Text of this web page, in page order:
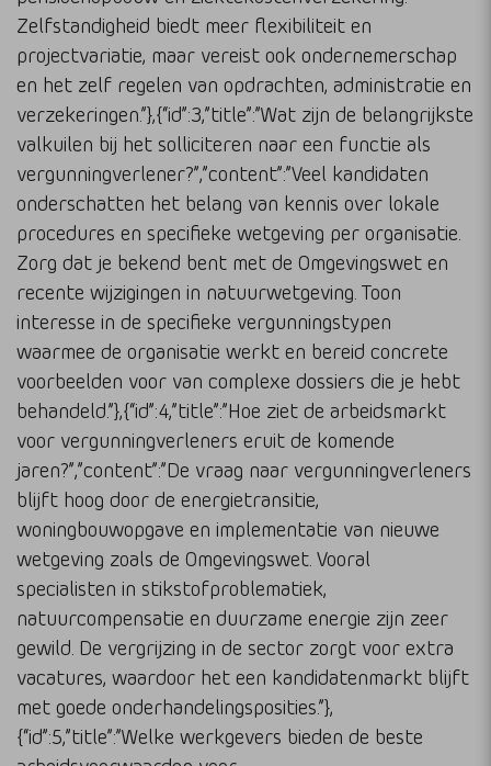
Zelfstandigheid biedt meer flexibiliteit en
projectvariatie, maar vereist ook ondernemerschap
en het zelf regelen van opdrachten, administratie en
verzekeringen.”},{“id”:3,”title”:”Wat zijn de belangrijkste
valkuilen bij het solliciteren naar een functie als
vergunningverlener?”,”content”:”Veel kandidaten
onderschatten het belang van kennis over lokale
procedures en specifieke wetgeving per organisatie.
Zorg dat je bekend bent met de Omgevingswet en
recente wijzigingen in natuurwetgeving. Toon
interesse in de specifieke vergunningstypen
waarmee de organisatie werkt en bereid concrete
voorbeelden voor van complexe dossiers die je hebt
behandeld.”},{“id”:4,”title”:”Hoe ziet de arbeidsmarkt
voor vergunningverleners eruit de komende
jaren?”,”content”:”De vraag naar vergunningverleners
blijft hoog door de energietransitie,
woningbouwopgave en implementatie van nieuwe
wetgeving zoals de Omgevingswet. Vooral
specialisten in stikstofproblematiek,
natuurcompensatie en duurzame energie zijn zeer
gewild. De vergrijzing in de sector zorgt voor extra
vacatures, waardoor het een kandidatenmarkt blijft
met goede onderhandelingsposities.”},
{“id”:5,”title”:”Welke werkgevers bieden de beste